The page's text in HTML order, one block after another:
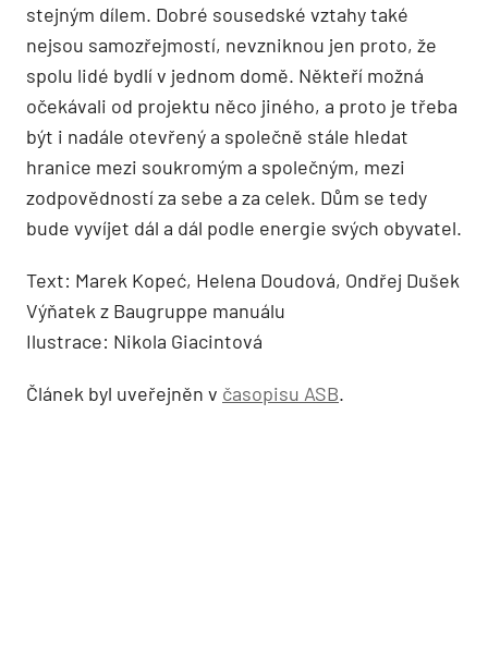
stejným dílem. Dobré sousedské vztahy také
nejsou samozřejmostí, nevzniknou jen proto, že
spolu lidé bydlí v jednom domě. Někteří možná
očekávali od projektu něco jiného, a proto je třeba
být i nadále otevřený a společně stále hledat
hranice mezi soukromým a společným, mezi
zodpovědností za sebe a za celek. Dům se tedy
bude vyvíjet dál a dál podle energie svých obyvatel.
Text: Marek Kopeć, Helena Doudová, Ondřej Dušek
Výňatek z Baugruppe manuálu
Ilustrace: Nikola Giacintová
Článek byl uveřejněn v časopisu ASB.